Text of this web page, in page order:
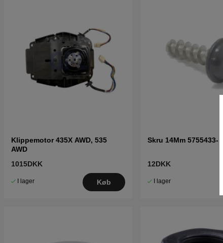
Klippemotor 435X AWD, 535
AWD
1015DKK
I lager Køb
Skru 14Mm 5755433-14
12DKK
I lager